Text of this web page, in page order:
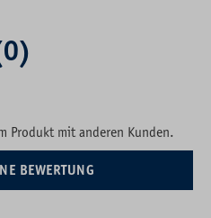
5 Sternen
Produkt mit anderen Kunden.
BEWERTUNG